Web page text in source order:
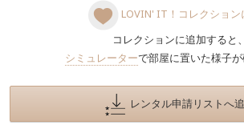
LOVIN' IT！コレクション
コレクションに追加すると、
シミュレーターで部屋に置いた様子が
レンタル申請リストへ